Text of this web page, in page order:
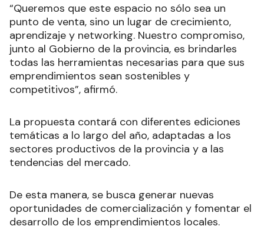
“Queremos que este espacio no sólo sea un
punto de venta, sino un lugar de crecimiento,
aprendizaje y networking. Nuestro compromiso,
junto al Gobierno de la provincia, es brindarles
todas las herramientas necesarias para que sus
emprendimientos sean sostenibles y
competitivos”, afirmó.
La propuesta contará con diferentes ediciones
temáticas a lo largo del año, adaptadas a los
sectores productivos de la provincia y a las
tendencias del mercado.
De esta manera, se busca generar nuevas
oportunidades de comercialización y fomentar el
desarrollo de los emprendimientos locales.